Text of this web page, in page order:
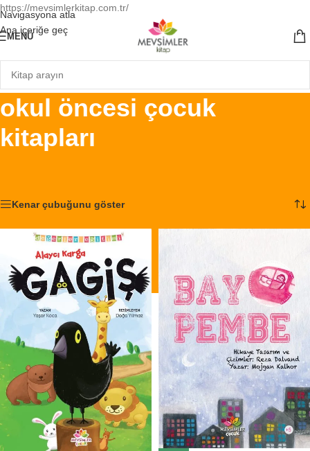
https://mevsimlerkitap.com.tr/
Navigasyona atla
Ana içeriğe geç
MENÜ
okul öncesi çocuk
kitapları
Kenar çubuğunu göster